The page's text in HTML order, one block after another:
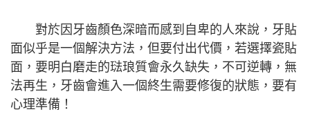
對於因牙齒顏色深暗而感到自卑的人來說，牙貼
面似乎是一個解決方法，但要付出代價，若選擇瓷貼
面，要明白磨走的琺琅質會永久缺失，不可逆轉，無
法再生，牙齒會進入一個終生需要修復的狀態，要有
心理準備！